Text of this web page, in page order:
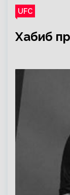
UFC
Хабиб